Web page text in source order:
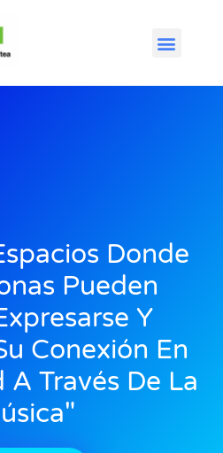
Donde
Pueden
Y
Conexión En
A Través De La